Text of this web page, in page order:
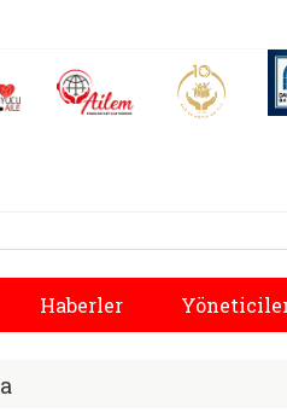
sekmede açılır)
Koruyucu Aile (yeni sekmede açılır)
AİLEM İletişim Aile ve
Haberler
İl